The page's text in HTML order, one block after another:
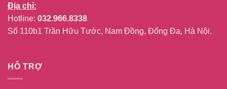
Địa chỉ:
Hotline: 032.966.8338
Số 110b1 Trần Hữu Tước, Nam Đồng, Đống Đa, Hà Nội.
HỖ TRỢ